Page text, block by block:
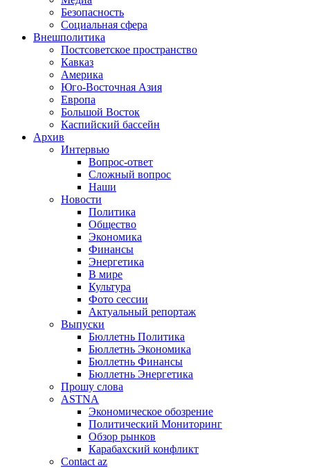
Безопасность
Социальная сфера
Внешполитика
Постсоветское пространство
Кавказ
Америка
Юго-Восточная Азия
Европа
Большой Восток
Каспийский бассейн
Архив
Интервью
Вопрос-ответ
Сложный вопрос
Наши
Новости
Политика
Общество
Экономика
Финансы
Энергетика
В мире
Культура
Фото сессии
Актуальный репортаж
Выпуски
Бюллетнь Политика
Бюллетнь Экономика
Бюллетнь Финансы
Бюллетнь Энергетика
Прошу слова
ASTNA
Экономическое обозрение
Политический Мониторинг
Обзор рынков
Карабахский конфликт
Contact az